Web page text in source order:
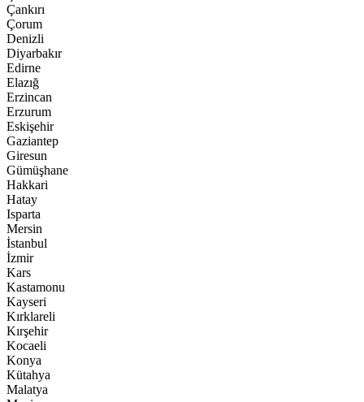
Çankırı
Çorum
Denizli
Diyarbakır
Edirne
Elazığ
Erzincan
Erzurum
Eskişehir
Gaziantep
Giresun
Gümüşhane
Hakkari
Hatay
Isparta
Mersin
İstanbul
İzmir
Kars
Kastamonu
Kayseri
Kırklareli
Kırşehir
Kocaeli
Konya
Kütahya
Malatya